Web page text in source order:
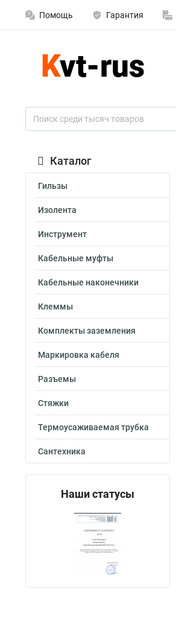
Помощь Гарантия
Каталог
Гильзы
Изолента
Инструмент
Кабельные муфты
Кабельные наконечники
Клеммы
Комплекты заземления
Маркировка кабеля
Разъемы
Стяжки
Термоусаживаемая трубка
Сантехника
Наши статусы